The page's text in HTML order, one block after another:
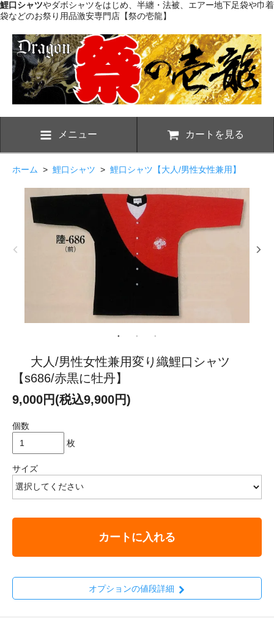
鯉口シャツやダボシャツをはじめ、半纏・法被、エアー地下足袋や巾着
袋などのお祭り用品激安専門店【祭の壱龍】
メニュー カートを見る
ホーム > 鯉口シャツ > 鯉口シャツ【大人/男性女性兼用】
大人/男性女性兼用変り織鯉口シャツ
【s686/赤黒に牡丹】
9,000円(税込9,900円)
個数
枚
サイズ
カートに入れる
オプションの値段詳細